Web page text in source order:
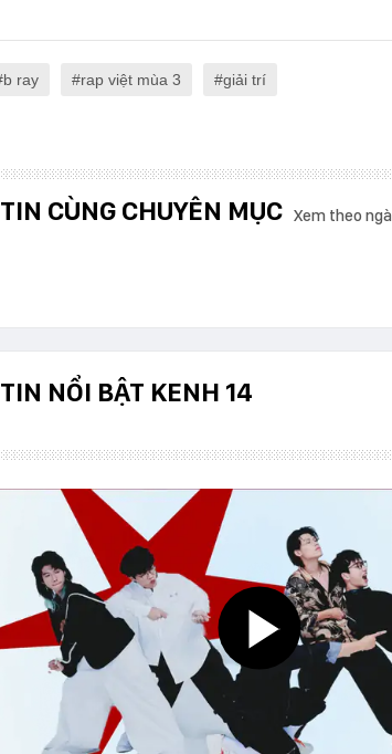
b ray rap việt mùa 3 giải trí
TIN CÙNG CHUYÊN MỤC Xem theo
TIN NỔI BẬT KENH 14